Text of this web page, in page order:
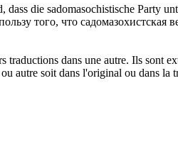
dass die sadomasochistische Party
того, что садомазохистская
dans une autre. Ils sont
autre soit dans l'original ou dans